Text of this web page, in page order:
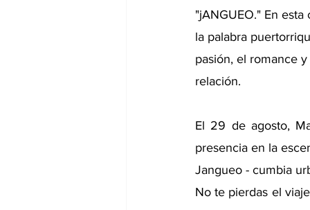
"jANGUEO." En
la palabra
pasión, el romance
relación.
El 29 de agosto,
presencia en la
Jangueo - cumbia
No te pierdas el